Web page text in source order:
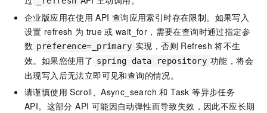
企业版应用在使用 API 查询应用索引时存在限制。如果写入
设置 refresh 为 true 或 wait_for，需要在查询时通过指定参
数 preference=_primary 实现，否则 Refresh 将不生
效。如果您使用了 spring data repository 功能，将会
出现写入后无法立即可见和查询的情况。
请谨慎使用 Scroll、Async_search 和 Task 等异步任务
API。这部分 API 可能因自动弹性而导致失效，因此不应长期